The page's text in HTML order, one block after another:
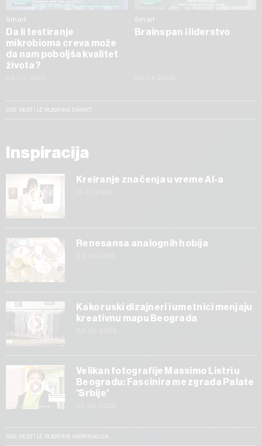
Smart
Da li testiranje
mikrobioma creva može
da nam poboljša kvalitet
života?
Smart
Brainspan i liderstvo
SVE VESTI IZ RUBRIKE SMART
Inspiracija
Kreiranje značenja u vreme AI-a
Renesansa analognih hobija
Kako ruski dizajneri i umetnici menjaju
kreativnu mapu Beograda
Velikan fotografije Massimo Listri u
Beogradu: Fascinira me zgrada Palate
'Srbije'
SVE VESTI IZ RUBRIKE INSPIRACIJA